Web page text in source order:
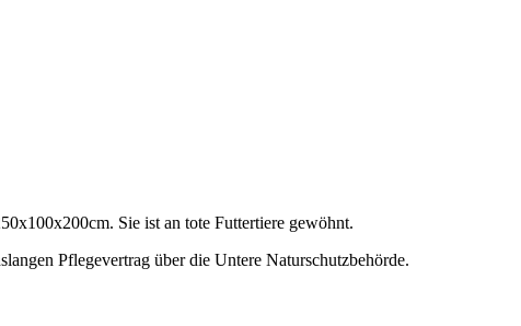
Sie ist an tote Futtertiere gewöhnt.
Pflegevertrag über die Untere Naturschutzbehörde.